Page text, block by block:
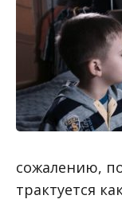
сожалению,
трактуется